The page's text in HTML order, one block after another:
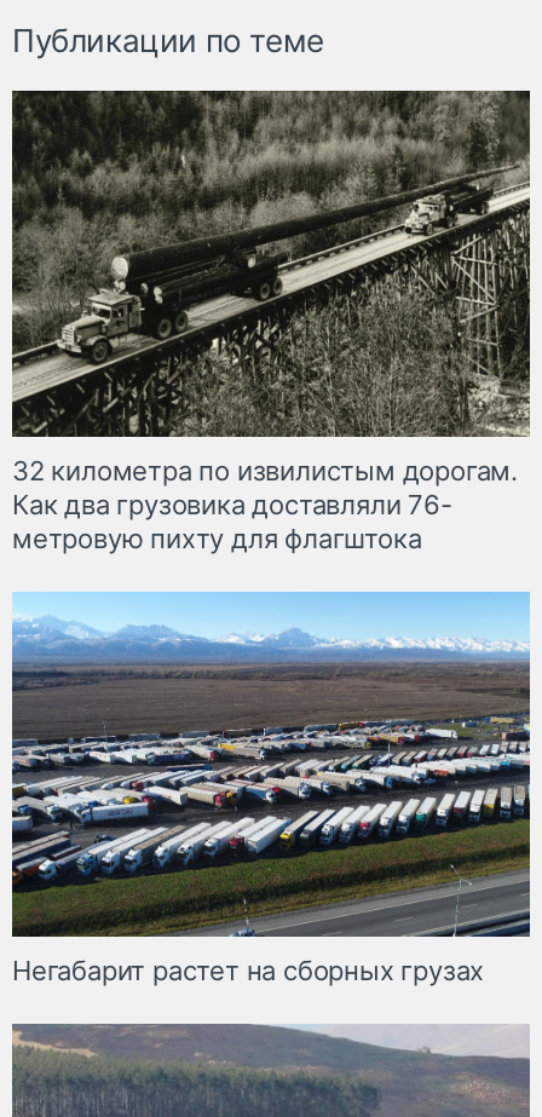
Публикации по теме
32 километра по извилистым дорогам.
Как два грузовика доставляли 76-
метровую пихту для флагштока
Негабарит растет на сборных грузах